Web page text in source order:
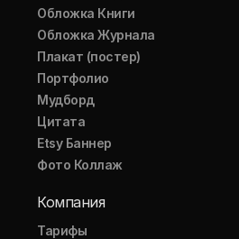
Обложка Книги
Обложка Журнала
Плакат (постер)
Портфолио
Мудборд
Цитата
Etsy Баннер
Фото Коллаж
Компания
Тарифы